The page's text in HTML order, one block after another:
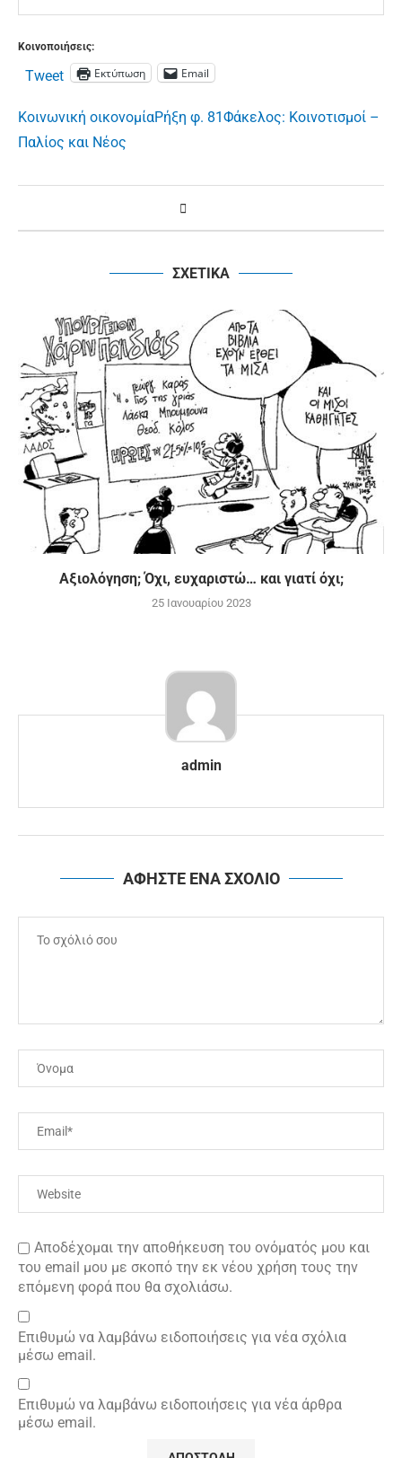
Κοινοποιήσεις:
Tweet Εκτύπωση Email
Κοινωνική οικονομίαΡήξη φ. 81Φάκελος: Κοινοτισμοί –
Παλίος και Νέος
ΣΧΕΤΙΚΑ
Αξιολόγηση; Όχι, ευχαριστώ… και γιατί όχι;
25 Ιανουαρίου 2023
admin
ΑΦΗΣΤΕ ΕΝΑ ΣΧΟΛΙΟ
Αποδέχομαι την αποθήκευση του ονόματός μου και
του email μου με σκοπό την εκ νέου χρήση τους την
επόμενη φορά που θα σχολιάσω.
Επιθυμώ να λαμβάνω ειδοποιήσεις για νέα σχόλια
μέσω email.
Επιθυμώ να λαμβάνω ειδοποιήσεις για νέα άρθρα
μέσω email.